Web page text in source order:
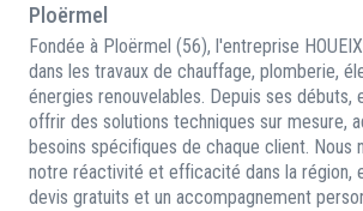
Ploërmel
Fondée à Ploërmel (56), l'entreprise
dans les travaux de chauffage, plomberie,
énergies renouvelables. Depuis ses débuts,
offrir des solutions techniques sur mesure,
besoins spécifiques de chaque client. Nous
notre réactivité et efficacité dans la région,
devis gratuits et un accompagnement